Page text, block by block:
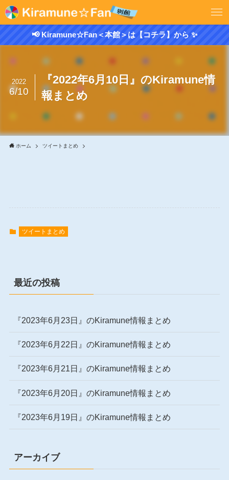
📢 Kiramune☆Fan＜本館＞は【コチラ】から ✨
『2022年6月10日』のKiramune情
報まとめ
2022
6/10
ホーム ツイートまとめ
ツイートまとめ
最近の投稿
『2023年6月23日』のKiramune情報まとめ
『2023年6月22日』のKiramune情報まとめ
『2023年6月21日』のKiramune情報まとめ
『2023年6月20日』のKiramune情報まとめ
『2023年6月19日』のKiramune情報まとめ
アーカイブ